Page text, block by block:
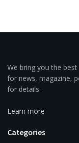
We bring you the
for news, magazine,
for details.
Learn more
Categories